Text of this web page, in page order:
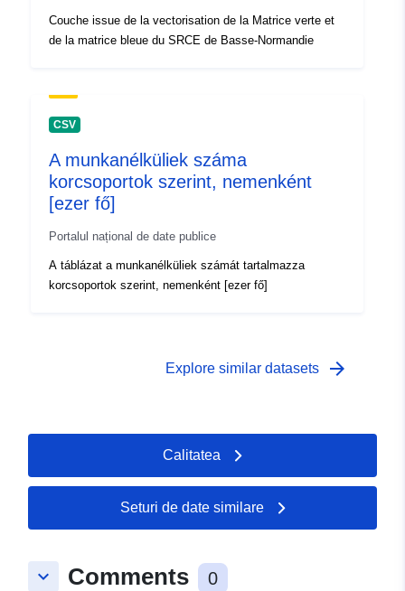
Couche issue de la vectorisation de la Matrice verte et
de la matrice bleue du SRCE de Basse-Normandie
CSV
A munkanélküliek száma
korcsoportok szerint, nemenként
[ezer fő]
Portalul național de date publice
A táblázat a munkanélküliek számát tartalmazza
korcsoportok szerint, nemenként [ezer fő]
Explore similar datasets arrow_forward
Calitatea
Seturi de date similare
keyboard_arrow_down Comments 0